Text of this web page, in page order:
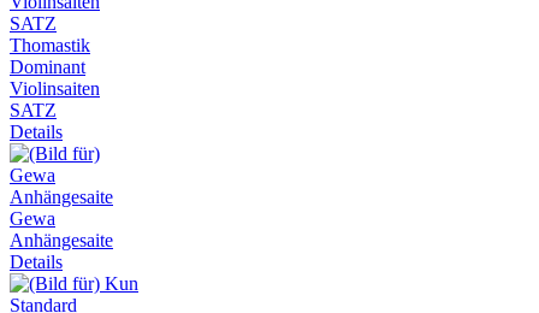
Thomastik
Dominant
Violinsaiten
SATZ
Details
Gewa
Anhängesaite
Details